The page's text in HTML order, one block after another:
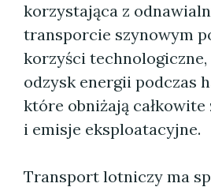
korzystająca z
transporcie szynowym
korzyści
odzysk energii podczas
które obniżają
i emisje eksploatacyjne.
Transport lotniczy ma